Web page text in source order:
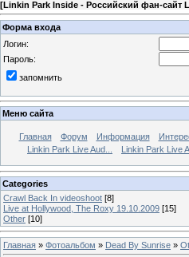
[Linkin Park Inside - Российский фан-сайт
Форма входа
Логин:
Пароль:
запомнить
Меню сайта
Главная Форум Информация
Linkin Park Live Aud...
Linkin Park Live
Categories
Crawl Back In videoshoot [8]
Live at Hollywood, The Roxy 19.10.2009 [15]
Other [10]
Главная » Фотоальбом » Dead By Sunrise »